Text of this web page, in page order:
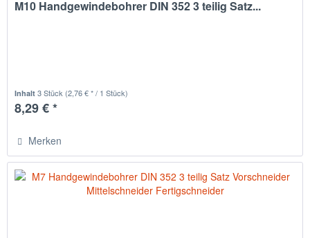
M10 Handgewindebohrer DIN 352 3 teilig Satz...
Inhalt3 Stück (2,76 € * / 1 Stück)
8,29 € *
Merken